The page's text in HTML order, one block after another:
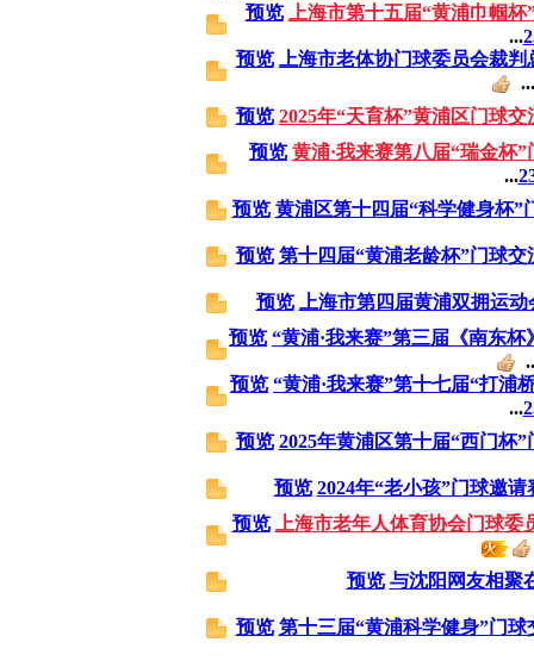
预览
上海市第十五届“黄浦巾帼
...2
预览
上海市老体协门球委员会裁
...
预览 2025年“天育杯”黄浦区门球
预览 黄浦·我来赛第八届“瑞金杯
...2
预览 黄浦区第十四届“科学健身杯”
预览 第十四届“黄浦老龄杯”门球交
预览
上海市第四届黄浦双拥运
预览 “黄浦·我来赛”第三届《南东
预览 “黄浦·我来赛”第十七届“打浦
...2
预览 2025年黄浦区第十届“西门杯
预览 2024年“老小孩”门球邀
预览
上海市老年人体育协会门球
预览 与沈阳网友相聚
预览 第十三届“黄浦科学健身”门